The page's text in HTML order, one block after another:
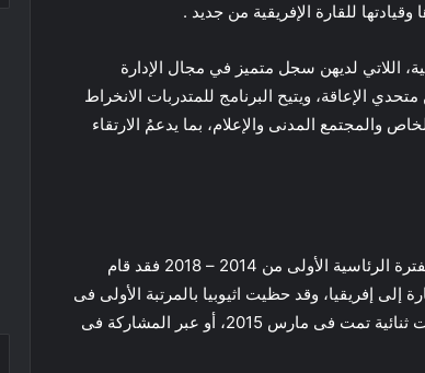
للقارة الإفريقية من جديد .
اللاتي لديهن سجل متميز في مجال الإدارة
الإعاقة، ويتيح البرنامج للمتدربات الانخراط
والمجتمع المدنى والإعلام، بما يدعمُ الارتقاء
شكل البعد الإفريقى أهمية قصوى لصانع القرار المصرى، خلال الفترة الرئاسية الأولى من 2014 – 2018 فقد قام
السيسى بـ 79 زيارة خارجية شملت 37 دولة، منها 19 زيارة إلى إفريقيا، وقد حظيت اثيوبيا بالمرتبة الأولى فى
زيارات الرئيس السيسى الإفريقية بـ 5 زيارات تنوعت مابين زيارات ثنائية تمت فى مارس 2015، أو عبر المشاركة فى